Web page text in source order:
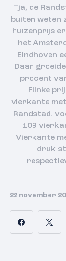
Tja, de
buiten weten
huizenprijs
het
Eindhoven
Daar
procent
Flinke
vierkante
Randstad.
109
Vierkante
druk
22 november